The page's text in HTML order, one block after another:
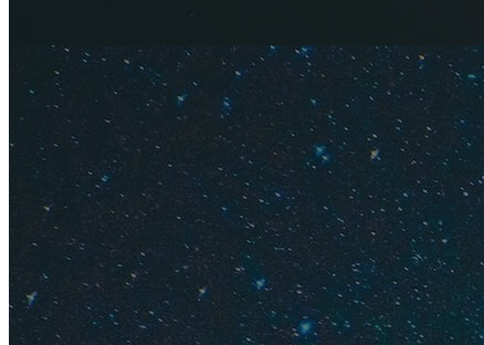
Тропа идет
— именно
самом начале
встретите храм
здесь
бобовой пастой).
листья,
Если повезет,
месяцы. Только
С деревянного